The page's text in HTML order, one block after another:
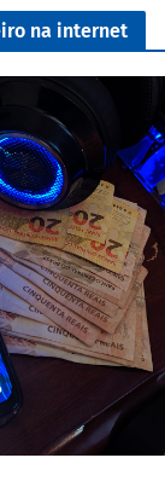
na internet